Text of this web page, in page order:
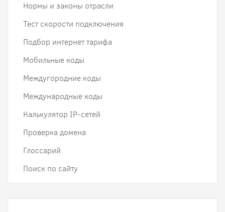
Нормы и законы отрасли
Тест скорости подключения
Подбор интернет тарифа
Мобильные коды
Междугородние коды
Международные коды
Калькулятор IP-сетей
Проверка домена
Глоссарий
Поиск по сайту